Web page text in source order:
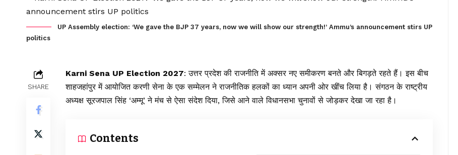
UP Assembly election: ‘We gave the BJP 37 years, now we will show our strength!’ Ammu’s announcement stirs UP
politics
SHARE
Karni Sena UP Election 2027:उत्तर प्रदेशकी राजनीति में अक्सर नए समीकरण बनते और बिगड़ते रहते हैं। इस बीच
शाहजहांपुर में आयोजित करणी सेना के एक सम्मेलन ने राजनीतिक हलकों का ध्यान अपनी ओर खींच लिया है। संगठन के राष्ट्रीय
अध्यक्ष सूरजपाल सिंह ‘अम्मू’ ने मंच से ऐसा संदेश दिया, जिसे आने वाले विधानसभा चुनावों से जोड़कर देखा जा रहा है।
Contents